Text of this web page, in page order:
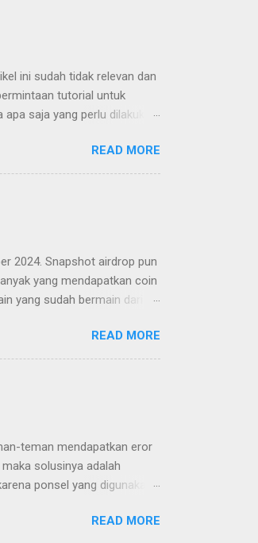
ini sudah tidak relevan dan
tutorial untuk
saja yang perlu dilakukan.
READ MORE
2024. Snapshot airdrop pun
yang mendapatkan coin
yang sudah bermain dari
airdrop, karena
selama bermain
bisa diambil dari airdrop
READ MORE
teman mendapatkan eror
solusinya adalah
ponsel yang digunakan
Jadi, bagi teman-teman
READ MORE